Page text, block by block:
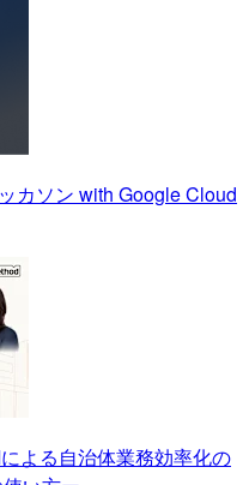
カソン with Google Cloud
よる自治体業務効率化の